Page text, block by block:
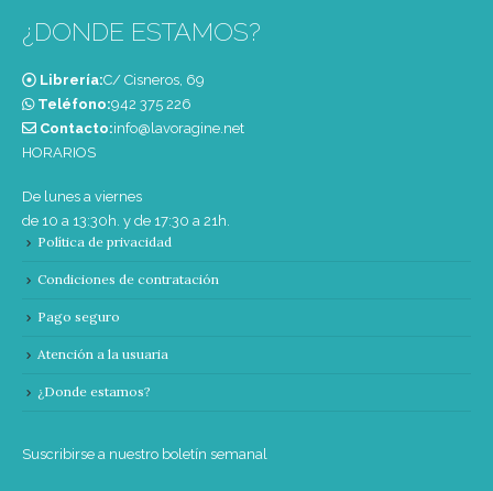
¿DONDE ESTAMOS?
Librería:C/ Cisneros, 69
Teléfono:‭942 375 226‬
Contacto:info@lavoragine.net
HORARIOS
De lunes a viernes
de 10 a 13:30h. y de 17:30 a 21h.
Política de privacidad
Condiciones de contratación
Pago seguro
Atención a la usuaria
¿Donde estamos?
Suscribirse a nuestro boletín semanal